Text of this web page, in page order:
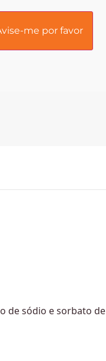
de sódio e sorbato de